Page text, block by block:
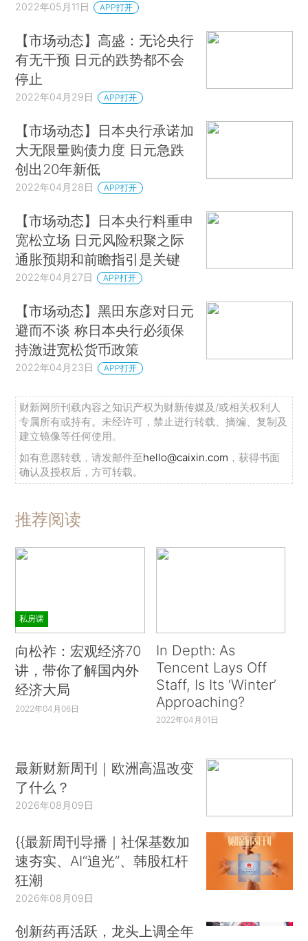
2022年05月11日 APP打开
【市场动态】高盛：无论央行
有无干预 日元的跌势都不会
停止
2022年04月29日 APP打开
【市场动态】日本央行承诺加
大无限量购债力度 日元急跌
创出20年新低
2022年04月28日 APP打开
【市场动态】日本央行料重申
宽松立场 日元风险积聚之际
通胀预期和前瞻指引是关键
2022年04月27日 APP打开
【市场动态】黑田东彦对日元
避而不谈 称日本央行必须保
持激进宽松货币政策
2022年04月23日 APP打开
财新网所刊载内容之知识产权为财新传媒及/或相关权利人
专属所有或持有。未经许可，禁止进行转载、摘编、复制及
建立镜像等任何使用。
如有意愿转载，请发邮件至hello@caixin.com ，获得书面
确认及授权后，方可转载。
推荐阅读
私房课
向松祚：宏观经济70
讲，带你了解国内外
经济大局
2022年04月06日
In Depth: As
Tencent Lays Off
Staff, Is Its ‘Winter’
Approaching?
2022年04月01日
最新财新周刊｜欧洲高温改变
了什么？
2026年08月09日
{{最新周刊导播｜社保基数加
速夯实、AI“追光”、韩股杠杆
狂潮
2026年08月09日
创新药再活跃，龙头上调全年